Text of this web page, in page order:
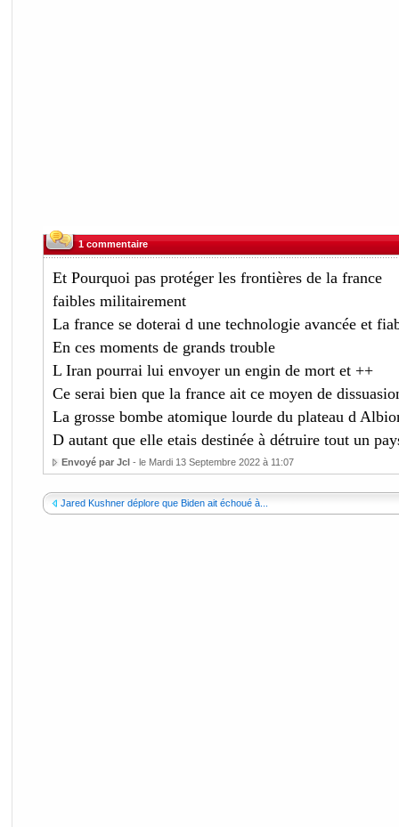
1 commentaire
Et Pourquoi pas protéger les frontières de la france
faibles militairement
La france se doterai d une technologie avancée et
En ces moments de grands trouble
L Iran pourrai lui envoyer un engin de mort et ++
Ce serai bien que la france ait ce moyen de
La grosse bombe atomique lourde du plateau d
D autant que elle etais destinée à détruire tout un
Envoyé par Jcl- le Mardi 13 Septembre 2022 à 11:07
Jared Kushner déplore que Biden ait échoué à...